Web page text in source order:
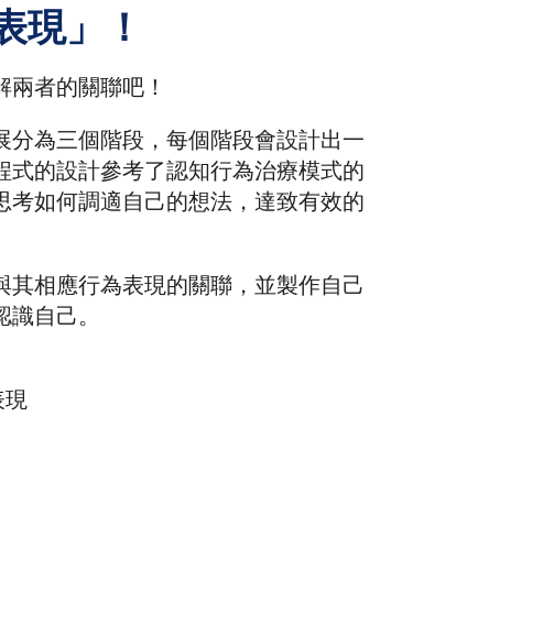
現」！
者的關聯吧！
為三個階段，每個階段會設計出一
的設計參考了認知行為治療模式的
如何調適自己的想法，達致有效的
相應行為表現的關聯，並製作自己
自己。
現